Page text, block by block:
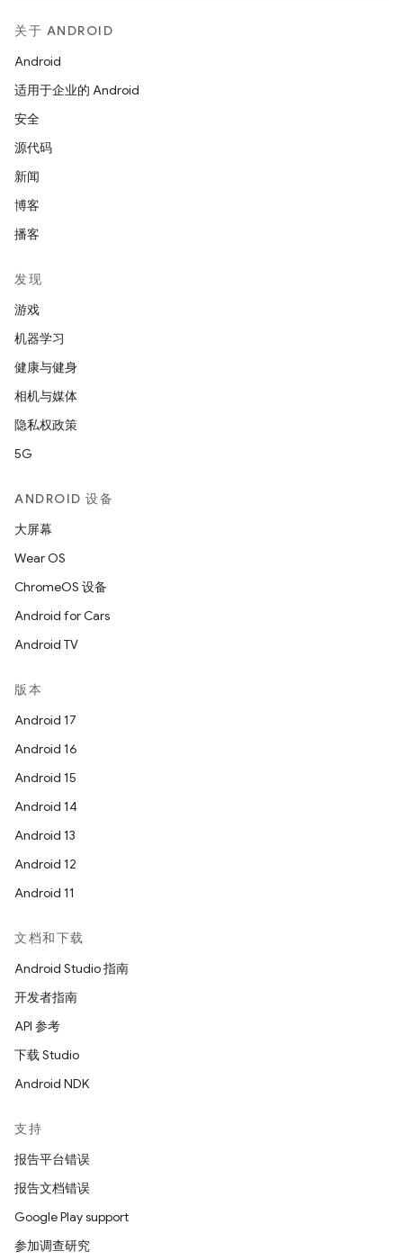
关于 ANDROID
Android
适用于企业的 Android
安全
源代码
新闻
博客
播客
发现
游戏
机器学习
健康与健身
相机与媒体
隐私权政策
5G
ANDROID 设备
大屏幕
Wear OS
ChromeOS 设备
Android for Cars
Android TV
版本
Android 17
Android 16
Android 15
Android 14
Android 13
Android 12
Android 11
文档和下载
Android Studio 指南
开发者指南
API 参考
下载 Studio
Android NDK
支持
报告平台错误
报告文档错误
Google Play support
参加调查研究